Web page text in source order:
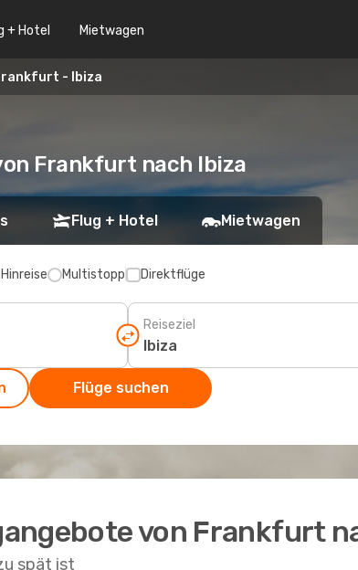
+ Hotel Mietwagen
- Ibiza
Frankfurt nach Ibiza
Flug + Hotel Mietwagen
Multistopp Direktflüge
Reiseziel
Flüge suchen
von Frankfurt
spät ist